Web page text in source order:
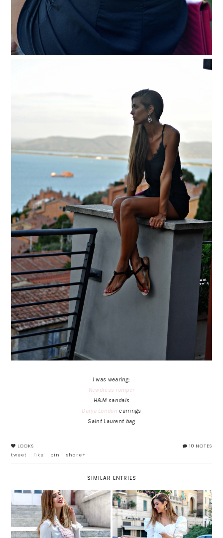
I was wearing:
Newdress romper
H&M sandals
Darya London earrings
Saint Laurent bag
10 NOTES
LOOKS
tweet
like pin share+
SIMILAR ENTRIES
TREND ALERT: LE MANICHE A
PALLONCINO TORNANO A